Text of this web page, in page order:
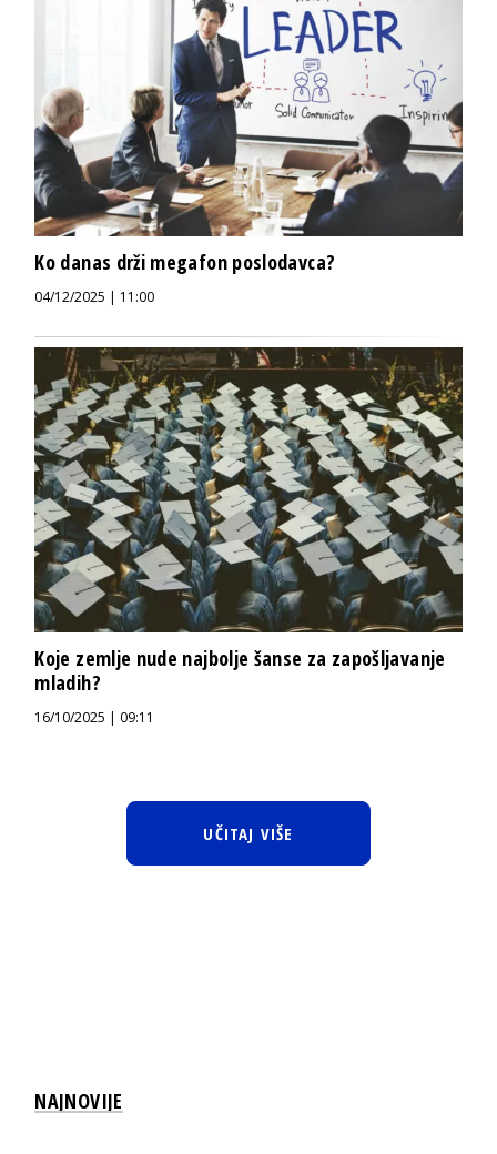
Ko danas drži megafon poslodavca?
04/12/2025 | 11:00
Koje zemlje nude najbolje šanse za zapošljavanje
mladih?
16/10/2025 | 09:11
UČITAJ VIŠE
NAJNOVIJE